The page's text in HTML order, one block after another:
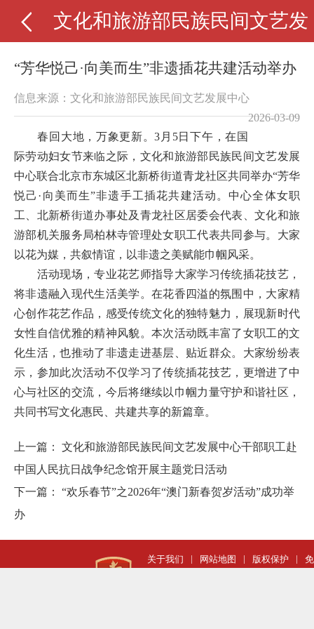
文化和旅游部民族民间文艺发
“芳华悦己·向美而生”非遗插花共建活动举办
信息来源：文化和旅游部民族民间文艺发展中心
2026-03-09
春回大地，万象更新。3月5日下午，在国
际劳动妇女节来临之际，文化和旅游部民族民间文艺发展
中心联合北京市东城区北新桥街道青龙社区共同举办“芳华
悦己·向美而生”非遗手工插花共建活动。中心全体女职
工、北新桥街道办事处及青龙社区居委会代表、文化和旅
游部机关服务局柏林寺管理处女职工代表共同参与。大家
以花为媒，共叙情谊，以非遗之美赋能巾帼风采。
活动现场，专业花艺师指导大家学习传统插花技艺，
将非遗融入现代生活美学。在花香四溢的氛围中，大家精
心创作花艺作品，感受传统文化的独特魅力，展现新时代
女性自信优雅的精神风貌。本次活动既丰富了女职工的文
化生活，也推动了非遗走进基层、贴近群众。大家纷纷表
示，参加此次活动不仅学习了传统插花技艺，更增进了中
心与社区的交流，今后将继续以巾帼力量守护和谐社区，
共同书写文化惠民、共建共享的新篇章。
上一篇： 文化和旅游部民族民间文艺发展中心干部职工赴
中国人民抗日战争纪念馆开展主题党日活动
下一篇： “欢乐春节”之2026年“澳门新春贺岁活动”成功举
办